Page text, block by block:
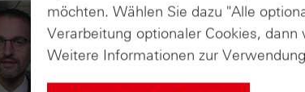
möchten. Wählen Sie dazu "Alle
Verarbeitung optionaler Cookies,
Weitere Informationen zur